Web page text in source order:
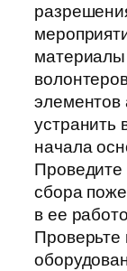
материалы
элементов
устранить
начала
Проведите
сбора
в ее
Проверьте